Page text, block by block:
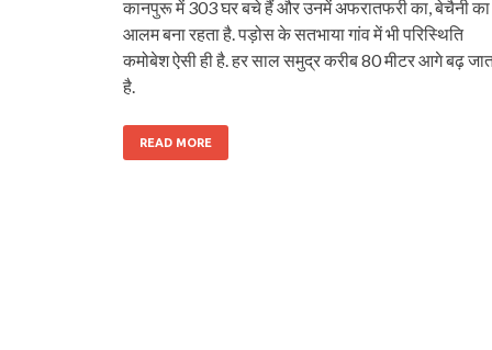
कानपुरू में 303 घर बचे हैं और उनमें अफरातफरी का, बेचैनी का
आलम बना रहता है. पड़ोस के सतभाया गांव में भी परिस्थिति
कमोबेश ऐसी ही है. हर साल समुद्र करीब 80 मीटर आगे बढ़
है.
READ MORE